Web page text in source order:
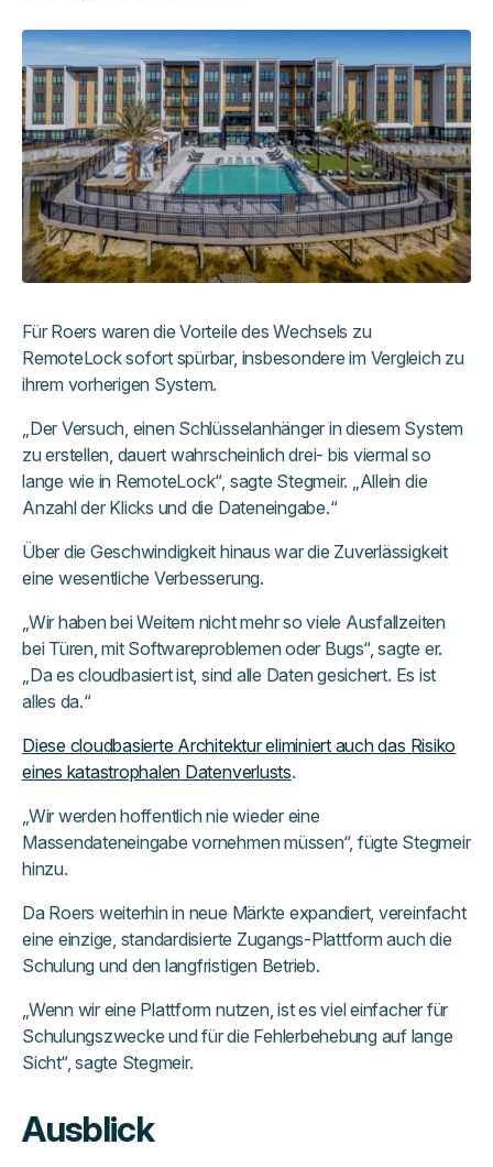
Für Roers waren die Vorteile des Wechsels zu
RemoteLock sofort spürbar, insbesondere im Vergleich zu
ihrem vorherigen System.
„Der Versuch, einen Schlüsselanhänger in diesem System
zu erstellen, dauert wahrscheinlich drei- bis viermal so
lange wie in RemoteLock“, sagte Stegmeir. „Allein die
Anzahl der Klicks und die Dateneingabe.“
Über die Geschwindigkeit hinaus war die Zuverlässigkeit
eine wesentliche Verbesserung.
„Wir haben bei Weitem nicht mehr so viele Ausfallzeiten
bei Türen, mit Softwareproblemen oder Bugs“, sagte er.
„Da es cloudbasiert ist, sind alle Daten gesichert. Es ist
alles da.“
Diese cloudbasierte Architektur eliminiert auch das Risiko
eines katastrophalen Datenverlusts.
„Wir werden hoffentlich nie wieder eine
Massendateneingabe vornehmen müssen“, fügte Stegmeir
hinzu.
Da Roers weiterhin in neue Märkte expandiert, vereinfacht
eine einzige, standardisierte Zugangs-Plattform auch die
Schulung und den langfristigen Betrieb.
„Wenn wir eine Plattform nutzen, ist es viel einfacher für
Schulungszwecke und für die Fehlerbehebung auf lange
Sicht“, sagte Stegmeir.
Ausblick